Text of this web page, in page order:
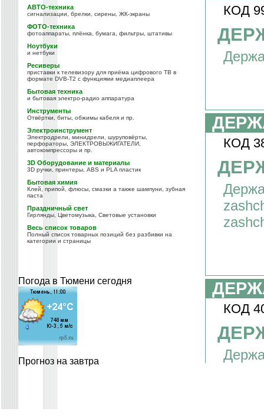
АВТО-техника
сигнализации, брелки, сирены, ЖК-экраны
ФОТО-техника
фотоаппараты, плёнка, бумага, фильтры, штативы
Ноутбуки
и нетбуки
Ресиверы
приставки к телевизору для приёма цифрового ТВ в
формате DVB-T2 с функциями медиаплеера
Бытовая техника
и бытовая электро-радио аппаратура
Инструменты
Отвёртки, биты, обжимы кабеля и пр.
Электроинструмент
Электродрели, минидрели, шуруповёрты,
перфораторы, ЭЛЕКТРОВЫЖИГАТЕЛИ,
автокомпрессоры и пр.
3D Оборудование и материалы
3D ручки, принтеры, ABS и PLA пластик
Бытовая химия
Клей, припой, флюсы, смазки а также шампуни, зубная
паста
Праздничный свет
Гирлянды, Цветомузыка, Световые установки
Весь список товаров
Полный список товарных позиций без разбивки на
категории и страницы
Погода в Тюмени сегодня
Прогноз на завтра
КОД
КОД
КОД